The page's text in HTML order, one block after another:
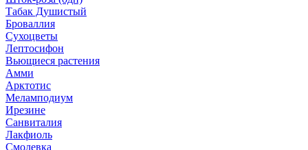
Табак Душистый
Броваллия
Сухоцветы
Лептосифон
Вьющиеся растения
Амми
Арктотис
Меламподиум
Ирезине
Санвиталия
Лакфиоль
Смолевка